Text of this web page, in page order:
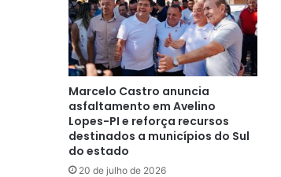
Marcelo Castro anuncia
asfaltamento em Avelino
Lopes-PI e reforça recursos
destinados a municípios do Sul
do estado
20 de julho de 2026